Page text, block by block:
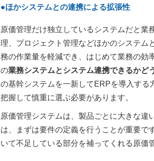
●ほかシステムとの連携による拡張性
原価管理だけ独立しているシステムだと業
理、プロジェクト管理などほかのシステム
務の作業量を軽減でき、はじめて業務の効
の業務システムとシステム連携できるかど
の基幹システムを一新してERPを導入する
把握して慎重に選ぶ必要があります。
原価管理システムは、製品ごとに大きな違
は、まずは要件の定義を行うことが重要で
いて不足している部分を補ってくれる原価